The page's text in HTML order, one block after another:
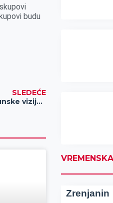
budu
SLEDEĆE
Cupola ProArte: MANIFEST – Tri rumunske vizije u Zrenjaninu